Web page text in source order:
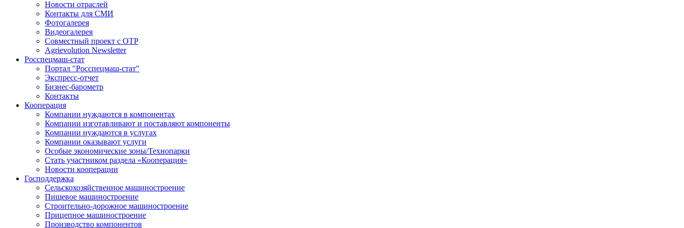
Новости отраслей
Контакты для СМИ
Фотогалерея
Видеогалерея
Совместный проект с ОТР
Agrievolution Newsletter
Росспецмаш-стат
Портал "Росспецмаш-стат"
Экспресс-отчет
Бизнес-барометр
Контакты
Кооперация
Компании нуждаются в компонентах
Компании изготавливают и поставляют компоненты
Компании нуждаются в услугах
Компании оказывают услуги
Особые экономические зоны/Технопарки
Стать участником раздела «Кооперация»
Новости кооперации
Господдержка
Сельскохозяйственное машиностроение
Пищевое машиностроение
Строительно-дорожное машиностроение
Прицепное машиностроение
Производство компонентов